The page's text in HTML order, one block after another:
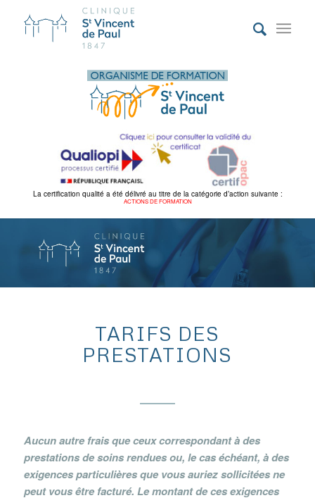
La certification qualité a été délivré au titre de la catégorie d’action suivante :
ACTIONS DE FORMATION
TARIFS DES
PRESTATIONS
Aucun autre frais que ceux correspondant à des
prestations de soins rendues ou, le cas échéant, à des
exigences particulières que vous auriez sollicitées ne
peut vous être facturé. Le montant de ces exigences